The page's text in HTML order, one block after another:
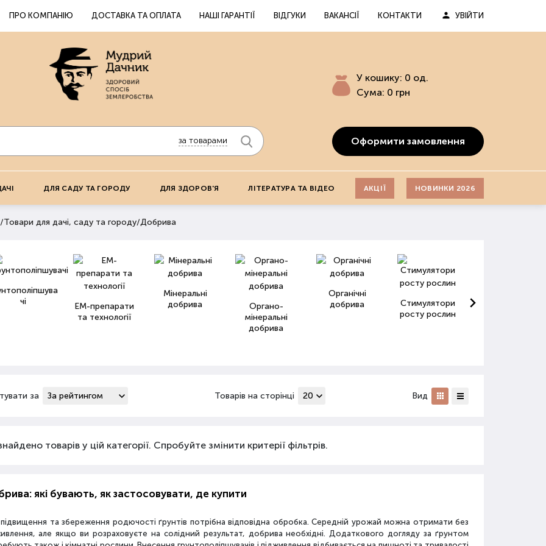
ПРО КОМПАНІЮ ДОСТАВКА ТА ОПЛАТА НАШІ ГАРАНТІЇ ВІДГУКИ ВАКАНСІЇ КОНТАКТИ УВІЙТИ
за товарами
У кошику: 0 од.
Сума: 0 грн
Оформити замовлення
ДЛЯ САДУ ТА ГОРОДУ ДЛЯ ЗДОРОВ'Я ЛІТЕРАТУРА ТА ВІДЕО АКЦІЇ НОВИНКИ 2026
/Товари для дачі, саду та городу/Добрива
чі
ЕМ-препарати
та технології
Мінеральні
добрива
Органо-
мінеральні
добрива
Органічні
добрива
Стимулятори
росту рослин
за Товарів на сторінці Вид
товарів у цій категорії. Спробуйте змінити критерії фільтрів.
які бувають, як застосовувати, де купити
та збереження родючості ґрунтів потрібна відповідна обробка. Середній урожай можна отримати без
але якщо ви розраховуєте на солідний результат, добрива необхідні. Додаткового догляду за ґрунтом